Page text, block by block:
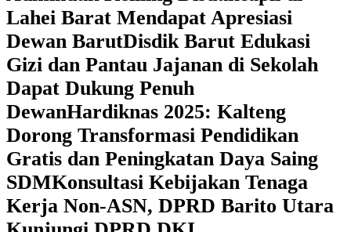
Lahei Barat Mendapat Apresiasi
Dewan BarutDisdik Barut Edukasi
Gizi dan Pantau Jajanan di Sekolah
Dapat Dukung Penuh
DewanHardiknas 2025: Kalteng
Dorong Transformasi Pendidikan
Gratis dan Peningkatan Daya Saing
SDMKonsultasi Kebijakan Tenaga
Kerja Non-ASN, DPRD Barito Utara